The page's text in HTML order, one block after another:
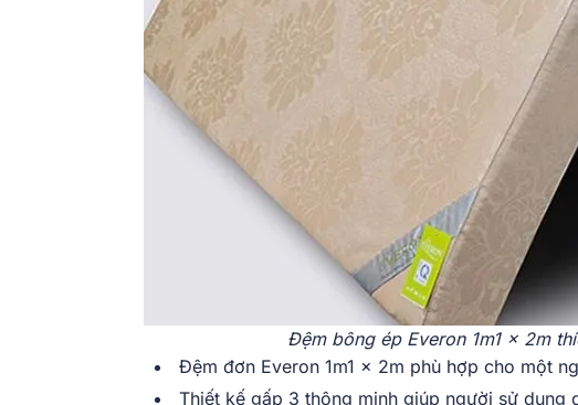
Đệm bông ép Everon 1m1 x 2m
Đệm đơn Everon 1m1 x 2m phù hợp cho một
Thiết kế gấp 3 thông minh giúp người sử dụng